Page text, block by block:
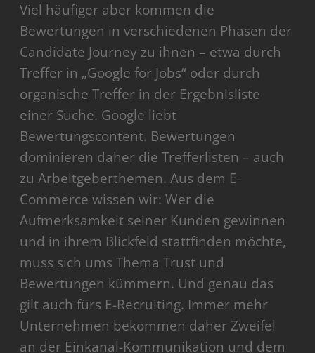
Viel häufiger aber kommen die
Bewertungen in verschiedenen Phasen der
Candidate Journey zu ihnen – etwa durch
Treffer in „Google for Jobs“ oder durch
organische Treffer in der Ergebnisliste
einer Suche. Google liebt
Bewertungscontent. Bewertungen
dominieren daher die Trefferlisten – auch
zu Arbeitgeberthemen. Aus dem E-
Commerce wissen wir: Wer die
Aufmerksamkeit seiner Kunden gewinnen
und in ihrem Blickfeld stattfinden möchte,
muss sich ums Thema Trust und
Bewertungen kümmern. Und genau das
gilt auch fürs E-Recruiting. Immer mehr
Unternehmen bekommen daher Zweifel
an der Einkanal-Kommunikation und dem